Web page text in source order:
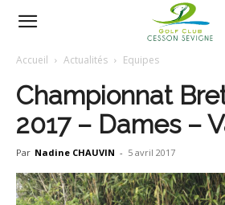
Golf
Cesson
Accueil Actualités Equipes
Championnat
2017 – Dames –
Par Nadine CHAUVIN - 5 avril 2017